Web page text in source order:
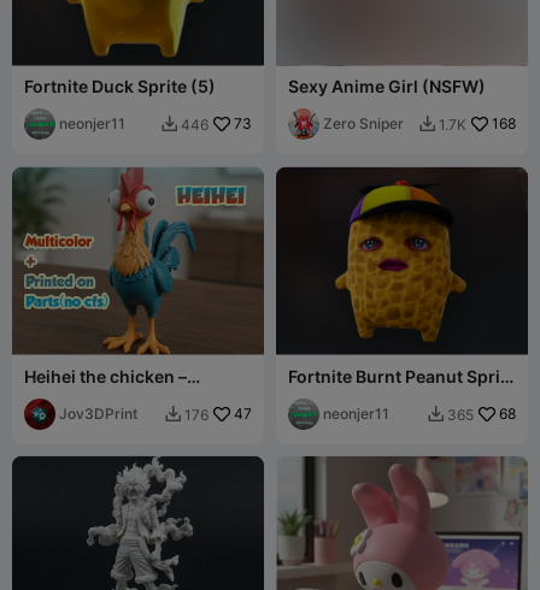
Fortnite Duck Sprite (5)
neonjer11  446 73
Sexy Anime Girl (NSFW)
Zero Sniper  1.7K 168
Heihei the chicken –
Moana's rooster -
Multicolor
Jov3DPrint  176 47
Fortnite Burnt Peanut Sprite
(14)
neonjer11  365 68